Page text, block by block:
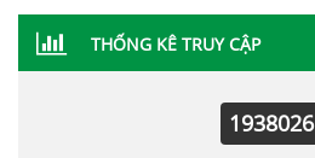
THỐNG KÊ TRUY CẬP
1938026